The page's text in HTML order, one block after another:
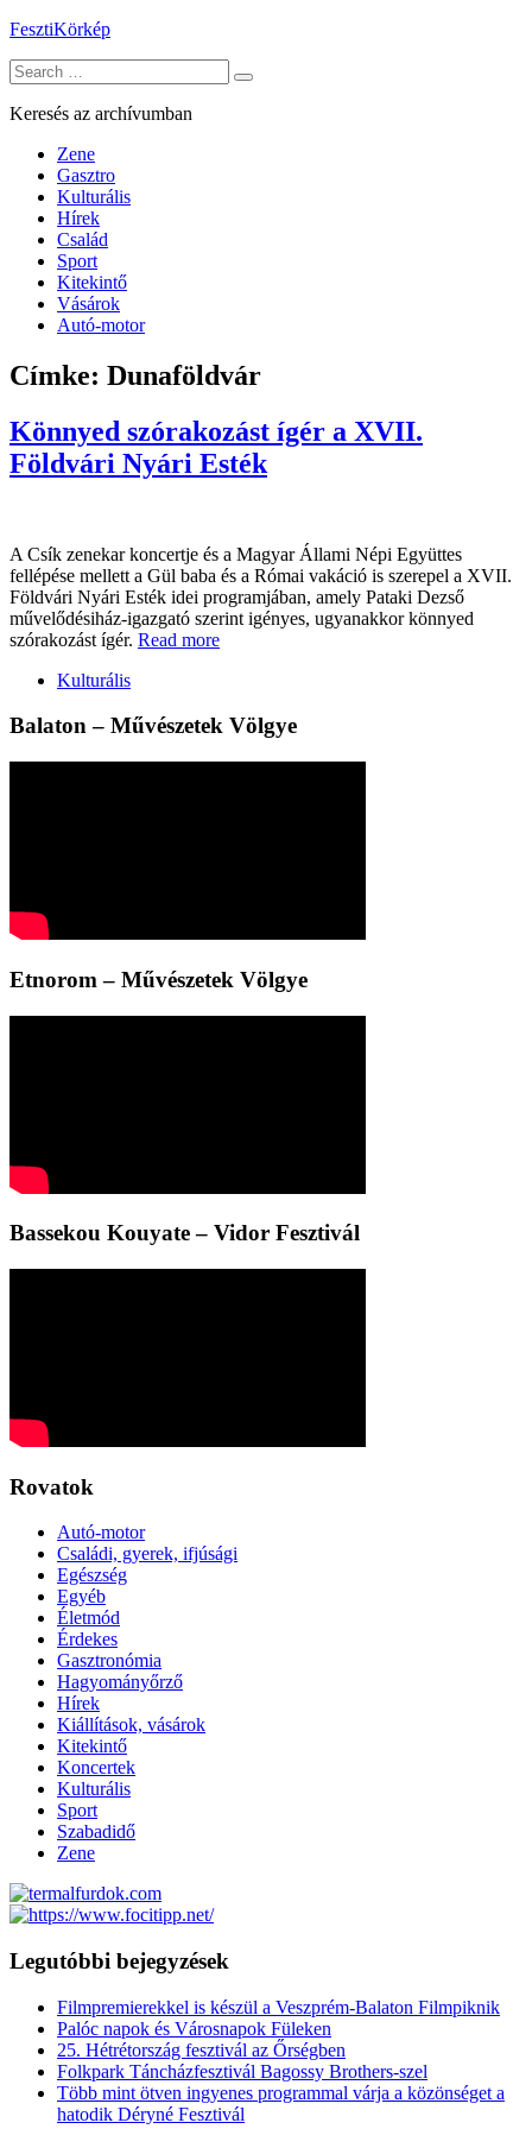
Skip
content
FesztiKörkép
Search
for:
Keresés az archívumban
Zene
Gasztro
Kulturális
Hírek
Család
Sport
Kitekintő
Vásárok
Autó-motor
Címke: Dunaföldvár
Könnyed szórakozást ígér a XVII.
Földvári Nyári Esték
A Csík zenekar koncertje és a Magyar Állami Népi Együttes
fellépése mellett a Gül baba és a Római vakáció is szerepel a XVII.
Földvári Nyári Esték idei programjában, amely Pataki Dezső
művelődésiház-igazgató szerint igényes, ugyanakkor könnyed
szórakozást ígér. Read more
Kulturális
Balaton – Művészetek Völgye
Etnorom – Művészetek Völgye
Bassekou Kouyate – Vidor Fesztivál
Rovatok
Autó-motor
Családi, gyerek, ifjúsági
Egészség
Egyéb
Életmód
Érdekes
Gasztronómia
Hagyományőrző
Hírek
Kiállítások, vásárok
Kitekintő
Koncertek
Kulturális
Sport
Szabadidő
Zene
Legutóbbi bejegyzések
Filmpremierekkel is készül a Veszprém-Balaton Filmpiknik
Palóc napok és Városnapok Füleken
25. Hétrétország fesztivál az Őrségben
Folkpark Táncházfesztivál Bagossy Brothers-szel
Több mint ötven ingyenes programmal várja a közönséget a
hatodik Déryné Fesztivál